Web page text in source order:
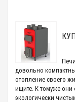
довольно
отопление своего
ищите. К томуже
экологически